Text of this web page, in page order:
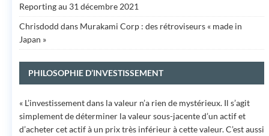
Reporting au 31 décembre 2021
Chrisdodd dans Murakami Corp : des rétroviseurs « made in
Japan »
PHILOSOPHIE D’INVESTISSEMENT
« L’investissement dans la valeur n’a rien de mystérieux. Il s’agit
simplement de déterminer la valeur sous-jacente d’un actif et
d’acheter cet actif à un prix très inférieur à cette valeur. C’est aussi